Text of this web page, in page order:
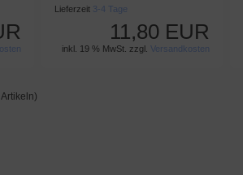
Lieferzeit 3-4 Tage
11,80 EUR
inkl. 19 % MwSt. zzgl.Versandkosten
Artikeln)